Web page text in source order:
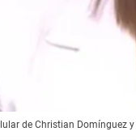
de Christian